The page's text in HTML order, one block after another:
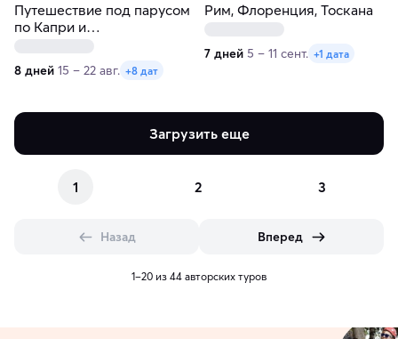
Путешествие под парусом
по Капри и
побережью Италии
8 дней 15 – 22 авг. +8 дат
Рим, Флоренция, Тоскана
7 дней 5 – 11 сент. +1 дата
Загрузить еще
1 2 3
Назад Вперед
1–20 из 44 авторских туров